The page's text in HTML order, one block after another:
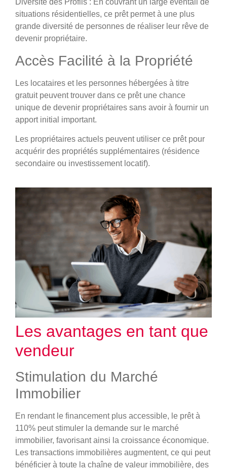
Diversité des Profils : En couvrant un large éventail de
situations résidentielles, ce prêt permet à une plus
grande diversité de personnes de réaliser leur rêve de
devenir propriétaire.
Accès Facilité à la Propriété
Les locataires et les personnes hébergées à titre
gratuit peuvent trouver dans ce prêt une chance
unique de devenir propriétaires sans avoir à fournir un
apport initial important.
Les propriétaires actuels peuvent utiliser ce prêt pour
acquérir des propriétés supplémentaires (résidence
secondaire ou investissement locatif).
Les avantages en tant que
vendeur
Stimulation du Marché
Immobilier
En rendant le financement plus accessible, le prêt à
110% peut stimuler la demande sur le marché
immobilier, favorisant ainsi la croissance économique.
Les transactions immobilières augmentent, ce qui peut
bénéficier à toute la chaîne de valeur immobilière, des